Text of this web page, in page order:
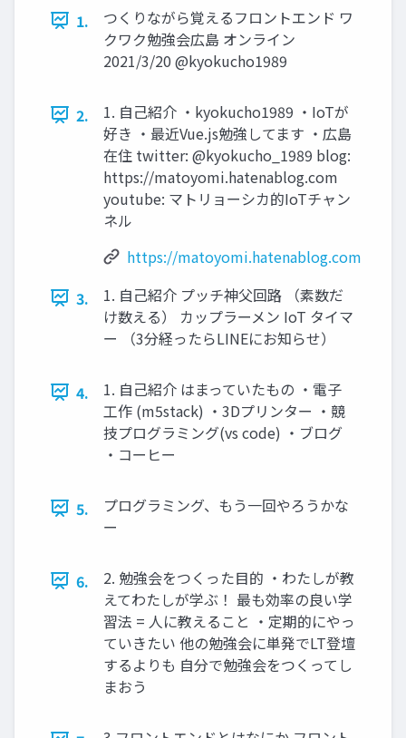
1.
つくりながら覚えるフロントエンド ワ
クワク勉強会広島 オンライン
2021/3/20 @kyokucho1989
2.
1. 自己紹介 ・kyokucho1989 ・IoTが
好き ・最近Vue.js勉強してます ・広島
在住 twitter: @kyokucho_1989 blog:
https://matoyomi.hatenablog.com
youtube: マトリョーシカ的IoTチャン
ネル
https://matoyomi.hatenablog.com
3.
1. 自己紹介 プッチ神父回路 （素数だ
け数える） カップラーメン IoT タイマ
ー （3分経ったらLINEにお知らせ）
4.
1. 自己紹介 はまっていたもの ・電子
工作 (m5stack) ・3Dプリンター ・競
技プログラミング(vs code) ・ブログ
・コーヒー
5.
プログラミング、もう一回やろうかな
ー
6.
2. 勉強会をつくった目的 ・わたしが教
えてわたしが学ぶ！ 最も効率の良い学
習法 = 人に教えること ・定期的にやっ
ていきたい 他の勉強会に単発でLT登壇
するよりも 自分で勉強会をつくってし
まおう